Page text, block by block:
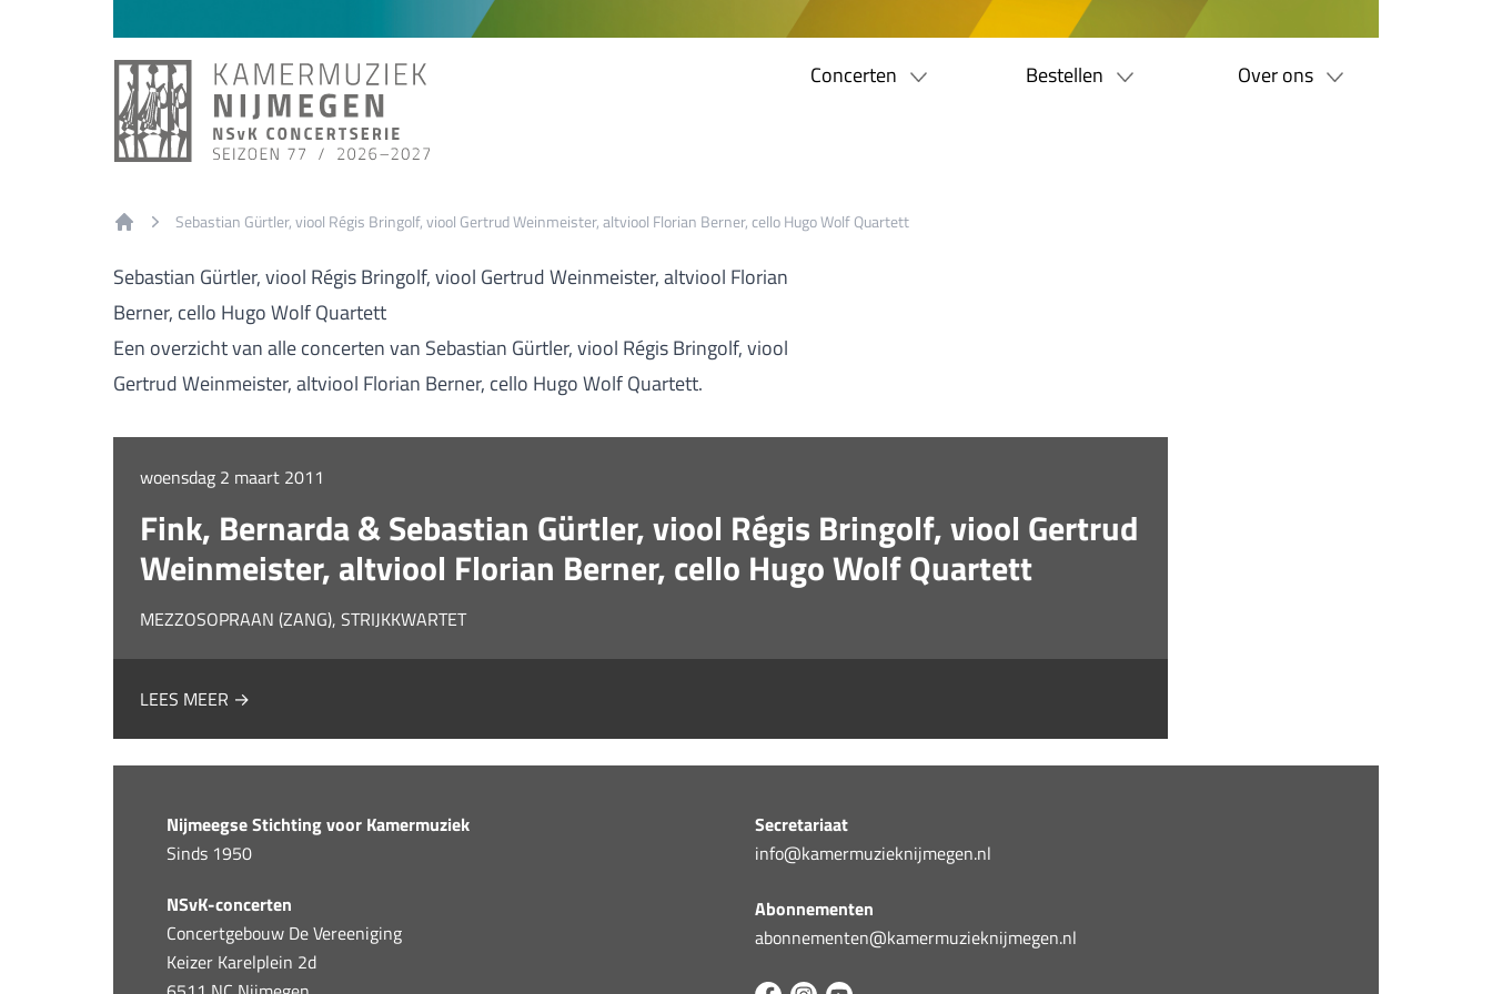
Concerten Bestellen Over ons
Sebastian Gürtler, viool Régis Bringolf, viool Gertrud Weinmeister, altviool Florian Berner, cello Hugo Wolf Quartett
Sebastian Gürtler, viool Régis Bringolf, viool Gertrud Weinmeister, altviool Florian
Berner, cello Hugo Wolf Quartett
Een overzicht van alle concerten van Sebastian Gürtler, viool Régis Bringolf, viool
Gertrud Weinmeister, altviool Florian Berner, cello Hugo Wolf Quartett.
woensdag 2 maart 2011
Fink, Bernarda & Sebastian Gürtler, viool Régis Bringolf, viool Gertrud
Weinmeister, altviool Florian Berner, cello Hugo Wolf Quartett
MEZZOSOPRAAN (ZANG), STRIJKKWARTET
LEES MEER →
Nijmeegse Stichting voor Kamermuziek
Sinds 1950
NSvK-concerten
Concertgebouw De Vereeniging
Keizer Karelplein 2d
Secretariaat
info@kamermuzieknijmegen.nl
Abonnementen
abonnementen@kamermuzieknijmegen.nl